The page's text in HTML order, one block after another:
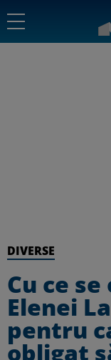
DIVERSE
Cu ce
Elenei
pentru
obligat